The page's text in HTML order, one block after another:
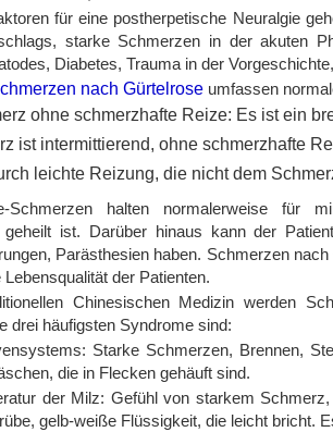
für eine postherpetische Neuralgie
starke Schmerzen in der akuten
Diabetes, Trauma in der
nach Gürtelroseumfassen
ohne schmerzhafte Reize: Es ist ein
ist intermittierend, ohne schmerzhafte
leichte Reizung, die nicht dem
Schmerzen halten normalerweise für
geheilt ist. Darüber hinaus kann der
Parästhesien haben. Schmerzen
der Patienten.
Chinesischen Medizin werden
drei häufigsten Syndrome sind:
Starke Schmerzen, Brennen,
die in Flecken gehäuft sind.
der Milz: Gefühl von starkem
gelb-weiße Flüssigkeit, die leicht bricht.